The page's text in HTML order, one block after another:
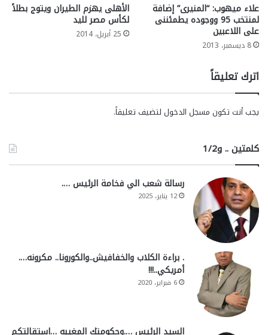
علاء ميهوب: “المنيرى” إضافة
لمنتخب 95 ووجوده يطمئننى
على اللاعبين
8 ديسمبر، 2013
الأهلى يهزم الطيران ويتوج بطلاً
لكأس مصر لليد
25 أبريل، 2014
اترك تعليقاً
يجب أنت تكون مسجل الدخول لتضيف تعليقاً.
كلمتين .. و1/2
رسالة شعب الي فخامة الرئيس ….
12 يناير، 2025
. براءة الكلاب والخفافيش..والكورونا.. مكرونه….
أمريكي..!!!
6 فبراير، 2020
السيد الرئيس ….وحكومتك المغيبه …استقالتكم